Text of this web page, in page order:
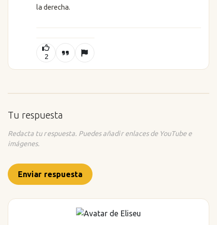
la derecha.
2
Tu respuesta
Redacta tu respuesta. Puedes añadir enlaces de YouTube e
imágenes.
Enviar respuesta